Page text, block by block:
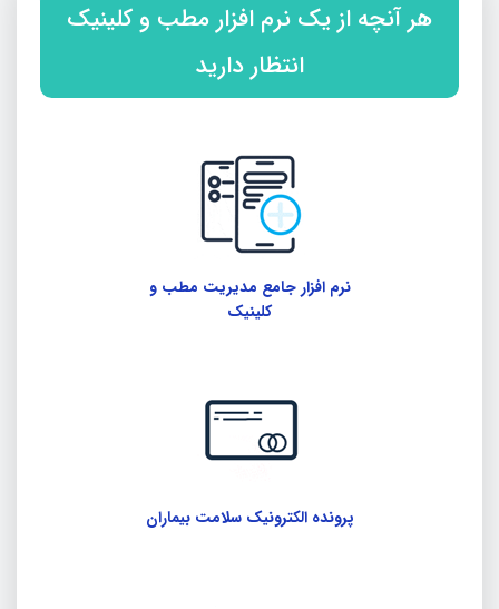
هر آنچه از یک نرم افزار مطب و کلینیک
انتظار دارید
نرم افزار جامع مدیریت مطب و
کلینیک
پرونده الکترونیک سلامت بیماران